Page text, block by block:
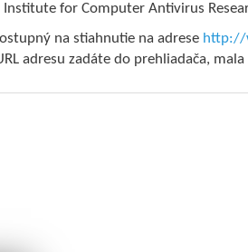
Institute for Computer Antivirus
na stiahnutie na adrese http://
adresu zadáte do prehliadača,